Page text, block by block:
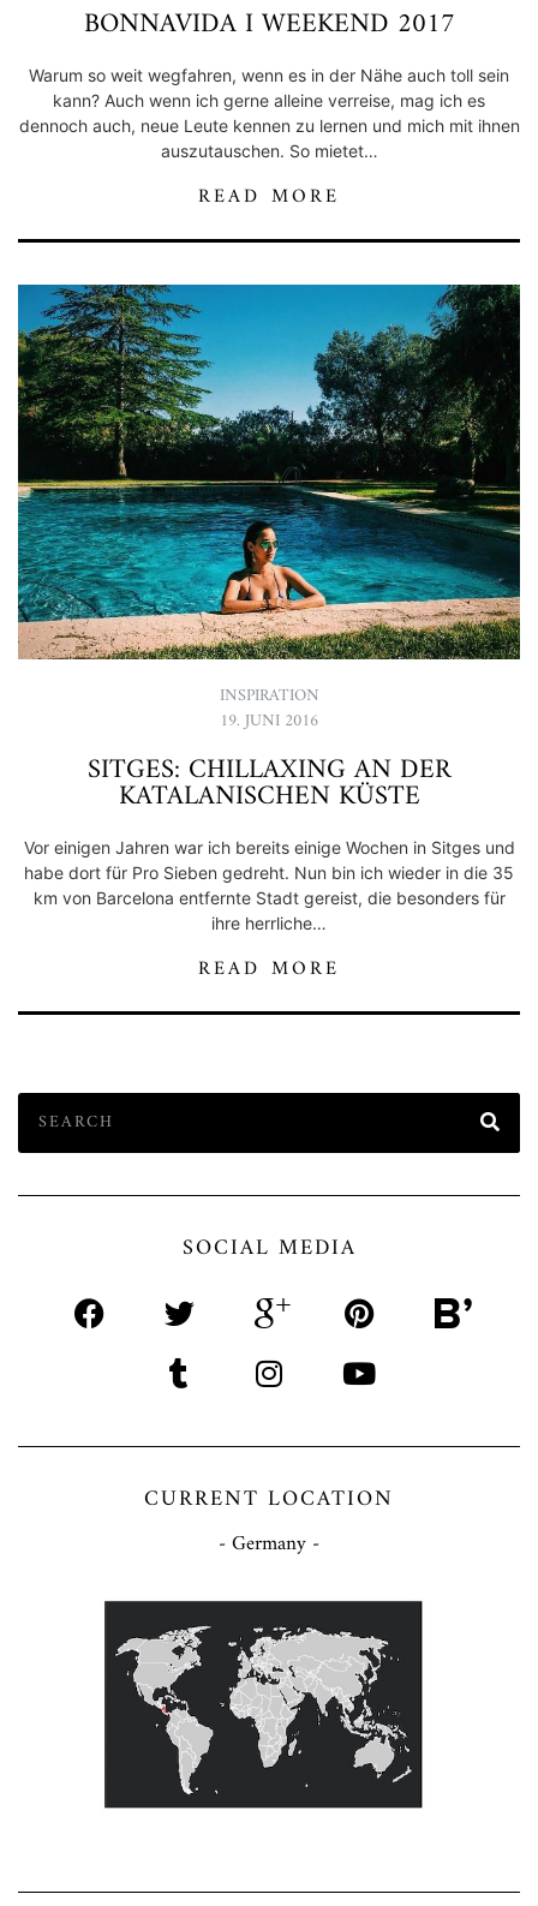
BONNAVIDA I WEEKEND 2017
Warum so weit wegfahren, wenn es in der Nähe auch toll sein
kann? Auch wenn ich gerne alleine verreise, mag ich es
dennoch auch, neue Leute kennen zu lernen und mich mit ihnen
auszutauschen. So mietet…
READ MORE
INSPIRATION
19. JUNI 2016
SITGES: CHILLAXING AN DER
KATALANISCHEN KÜSTE
Vor einigen Jahren war ich bereits einige Wochen in Sitges und
habe dort für Pro Sieben gedreht. Nun bin ich wieder in die 35
km von Barcelona entfernte Stadt gereist, die besonders für
ihre herrliche…
READ MORE
SOCIAL MEDIA
CURRENT LOCATION
- Germany -